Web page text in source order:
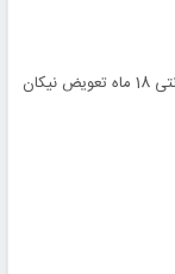
گیمبال و استبیلایزر Yesido مدل SF27 - مشکی (گارانتی 18 ماه تعویض نیکان